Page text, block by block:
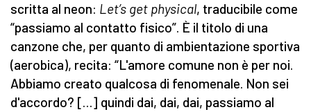
scritta al neon: Let’s get physical, traducibile come
“passiamo al contatto fisico”. È il titolo di una
canzone che, per quanto di ambientazione sportiva
(aerobica), recita: “L'amore comune non è per noi.
Abbiamo creato qualcosa di fenomenale. Non sei
d'accordo? […] quindi dai, dai, dai, passiamo al